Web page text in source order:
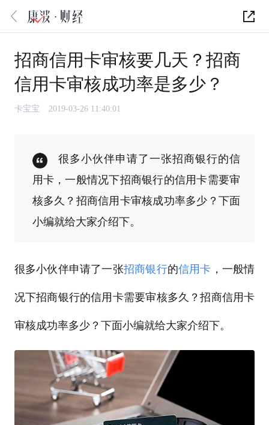
招商信用卡审核要几天？招商
信用卡审核成功率是多少？
卡宝宝 2019-03-26 11:40:01
很多小伙伴申请了一张招商银行的信
用卡，一般情况下招商银行的信用卡需要审
核多久？招商信用卡审核成功率多少？下面
小编就给大家介绍下。
很多小伙伴申请了一张招商银行的信用卡 ，一般情
况下招商银行的信用卡需要审核多久？招商信用卡
审核成功率多少？下面小编就给大家介绍下。